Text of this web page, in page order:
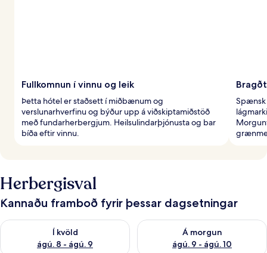
Fullkomnun í vinnu og leik
Þetta hótel er staðsett í miðbænum og
verslunarhverfinu og býður upp á viðskiptamiðstöð
með fundarherbergjum. Heilsulindarþjónusta og bar
bíða eftir vinnu.
Spænsk
Herbergisval
Kannaðu framboð fyrir þessar dagsetningar
Í kvöld
ágú. 8 - ágú. 9
Athuga framboð í kvöld ágú. 8 - ágú. 9
Á morgun
ágú. 9 - ágú. 10
Athuga framboð á morgun